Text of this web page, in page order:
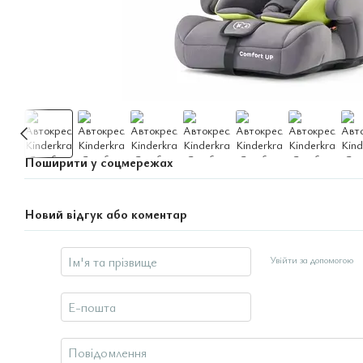
Поширити у соцмережах
Новий відгук або коментар
Увійти за допомогою